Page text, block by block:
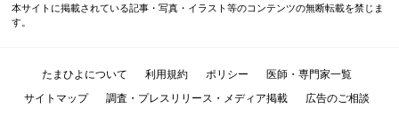
本サイトに掲載されている記事・写真・イラスト等のコンテンツの無断転載を禁じま
す。
たまひよについて 利用規約 ポリシー
医師・専門家一覧
サイトマップ
調査・プレスリリース・メディア掲載
広告のご相談